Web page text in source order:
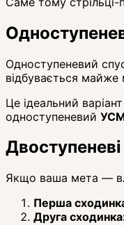
Одноступеневий
відбувається майже
Це ідеальний
одноступеневий
Якщо ваша мета —
Перша
Друга